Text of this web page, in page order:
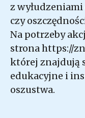
z
czy
Na potrzeby
stronahttps://
której znajdują
edukacyjne i
oszustwa.